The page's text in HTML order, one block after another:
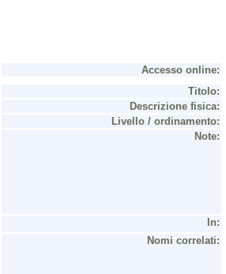
Accesso online:
Titolo:
Descrizione fisica:
Livello / ordinamento:
Note:
In:
Nomi correlati: